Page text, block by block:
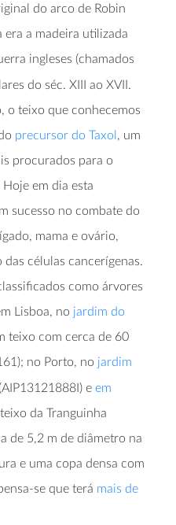
do arco de Robin
era a madeira utilizada
ingleses (chamados
do séc. XIII ao XVII.
o teixo que conhecemos
precursor do Taxol , um
procurados para o
em dia esta
sucesso no combate do
mama e ovário,
células cancerígenas.
como árvores
Lisboa, no jardim do
teixo com cerca de 60
no Porto, no jardim
e em
da Tranguinha
de 5,2 m de diâmetro na
e uma copa densa com
se que terá mais de